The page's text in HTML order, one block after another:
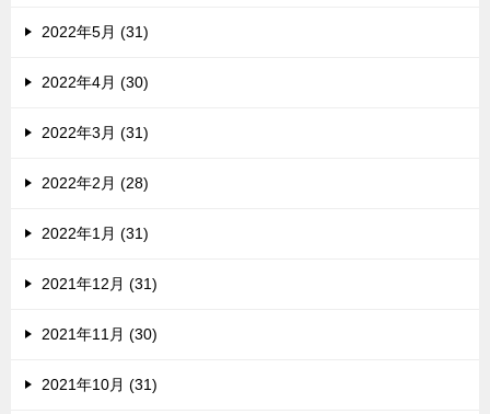
2022年5月 (31)
2022年4月 (30)
2022年3月 (31)
2022年2月 (28)
2022年1月 (31)
2021年12月 (31)
2021年11月 (30)
2021年10月 (31)